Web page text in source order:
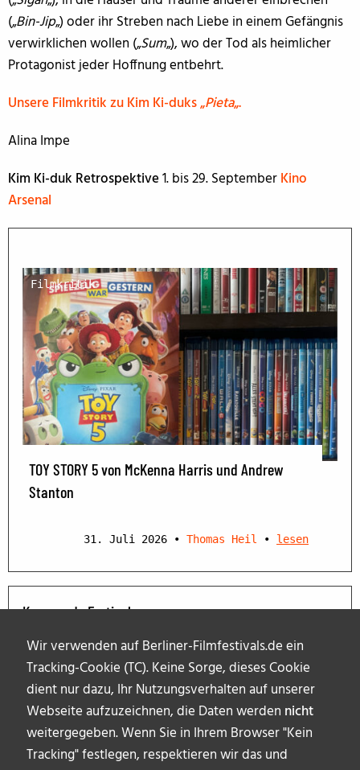
Wir verwenden auf Berliner-Filmfestivals.de ein
Tracking-Cookie (TC). Keine Sorge, dieses Cookie
dient nur dazu, Ihr Nutzungsverhalten auf unserer
Webseite aufzuzeichnen, die Daten werden nicht
weitergegeben. Wenn Sie in Ihrem Browser "Kein
Tracking" festlegen, respektieren wir das und
(„Bin-Jip„) oder ihr Streben nach Liebe in einem Gefängnis
verwirklichen wollen („Sum„), wo der Tod als heimlicher
Protagonist jeder Hoffnung entbehrt.
Unsere Filmkritik zu Kim Ki-duks „Pieta„.
Alina Impe
Kim Ki-duk Retrospektive1. bis 29. SeptemberKino
Arsenal
Filmkritik
TOY STORY 5 von McKenna Harris und Andrew
Stanton
31. Juli 2026 • Thomas Heil • lesen
Kommende Festivals